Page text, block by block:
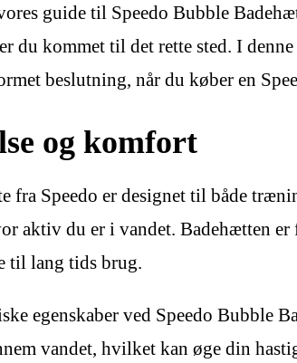
guide til Speedo Bubble
du kommet til det rette sted. I
beslutning, når du køber en
og komfort
fra Speedo er designet til både
aktiv du er i vandet. Badehætten
til lang tids brug.
egenskaber ved Speedo Bubble
vandet, hvilket kan øge din